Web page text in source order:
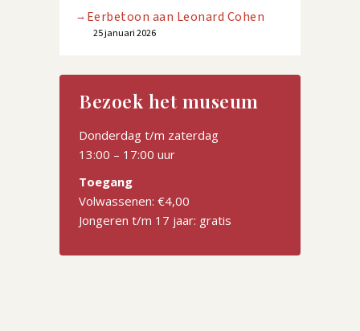
Eerbetoon aan Leonard Cohen
25 januari 2026
Bezoek het museum
Donderdag t/m zaterdag
13:00 – 17:00 uur
Toegang
Volwassenen: €4,00
Jongeren t/m 17 jaar: gratis